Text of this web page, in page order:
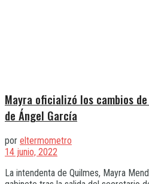
Mayra oficializó los cambios
de Ángel García
por eltermometro
14 junio, 2022
La intendenta de Quilmes, Mayra